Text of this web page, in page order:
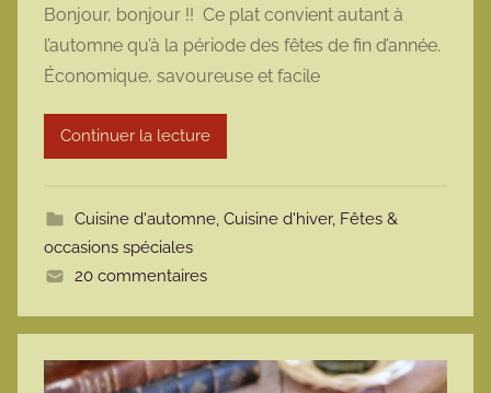
r
m
a
t
Bonjour, bonjour !! Ce plat convient autant à
l’automne qu’à la période des fêtes de fin d’année.
Économique, savoureuse et facile
Continuer la lecture
Cuisine d'automne, Cuisine d'hiver, Fêtes &
occasions spéciales
20 commentaires